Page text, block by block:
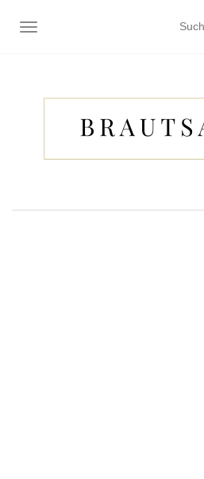
NAVIGATION EIN-/AUSSCHALTEN